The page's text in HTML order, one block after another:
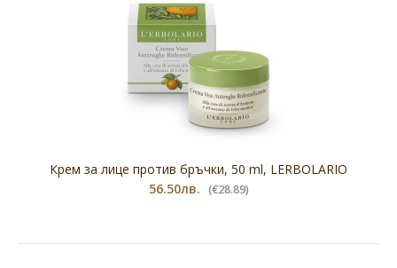
Крем за лице против бръчки, 50 ml, LERBOLARIO
56.50лв. (€28.89)